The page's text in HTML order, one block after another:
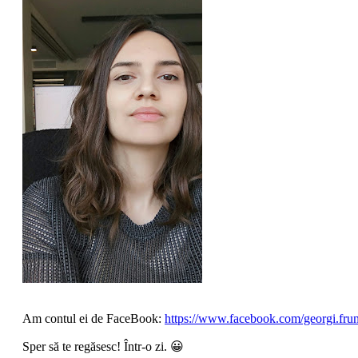
Am contul ei de FaceBook: https://www.facebook.com/
Sper să te regăsesc! Într-o zi. 😀